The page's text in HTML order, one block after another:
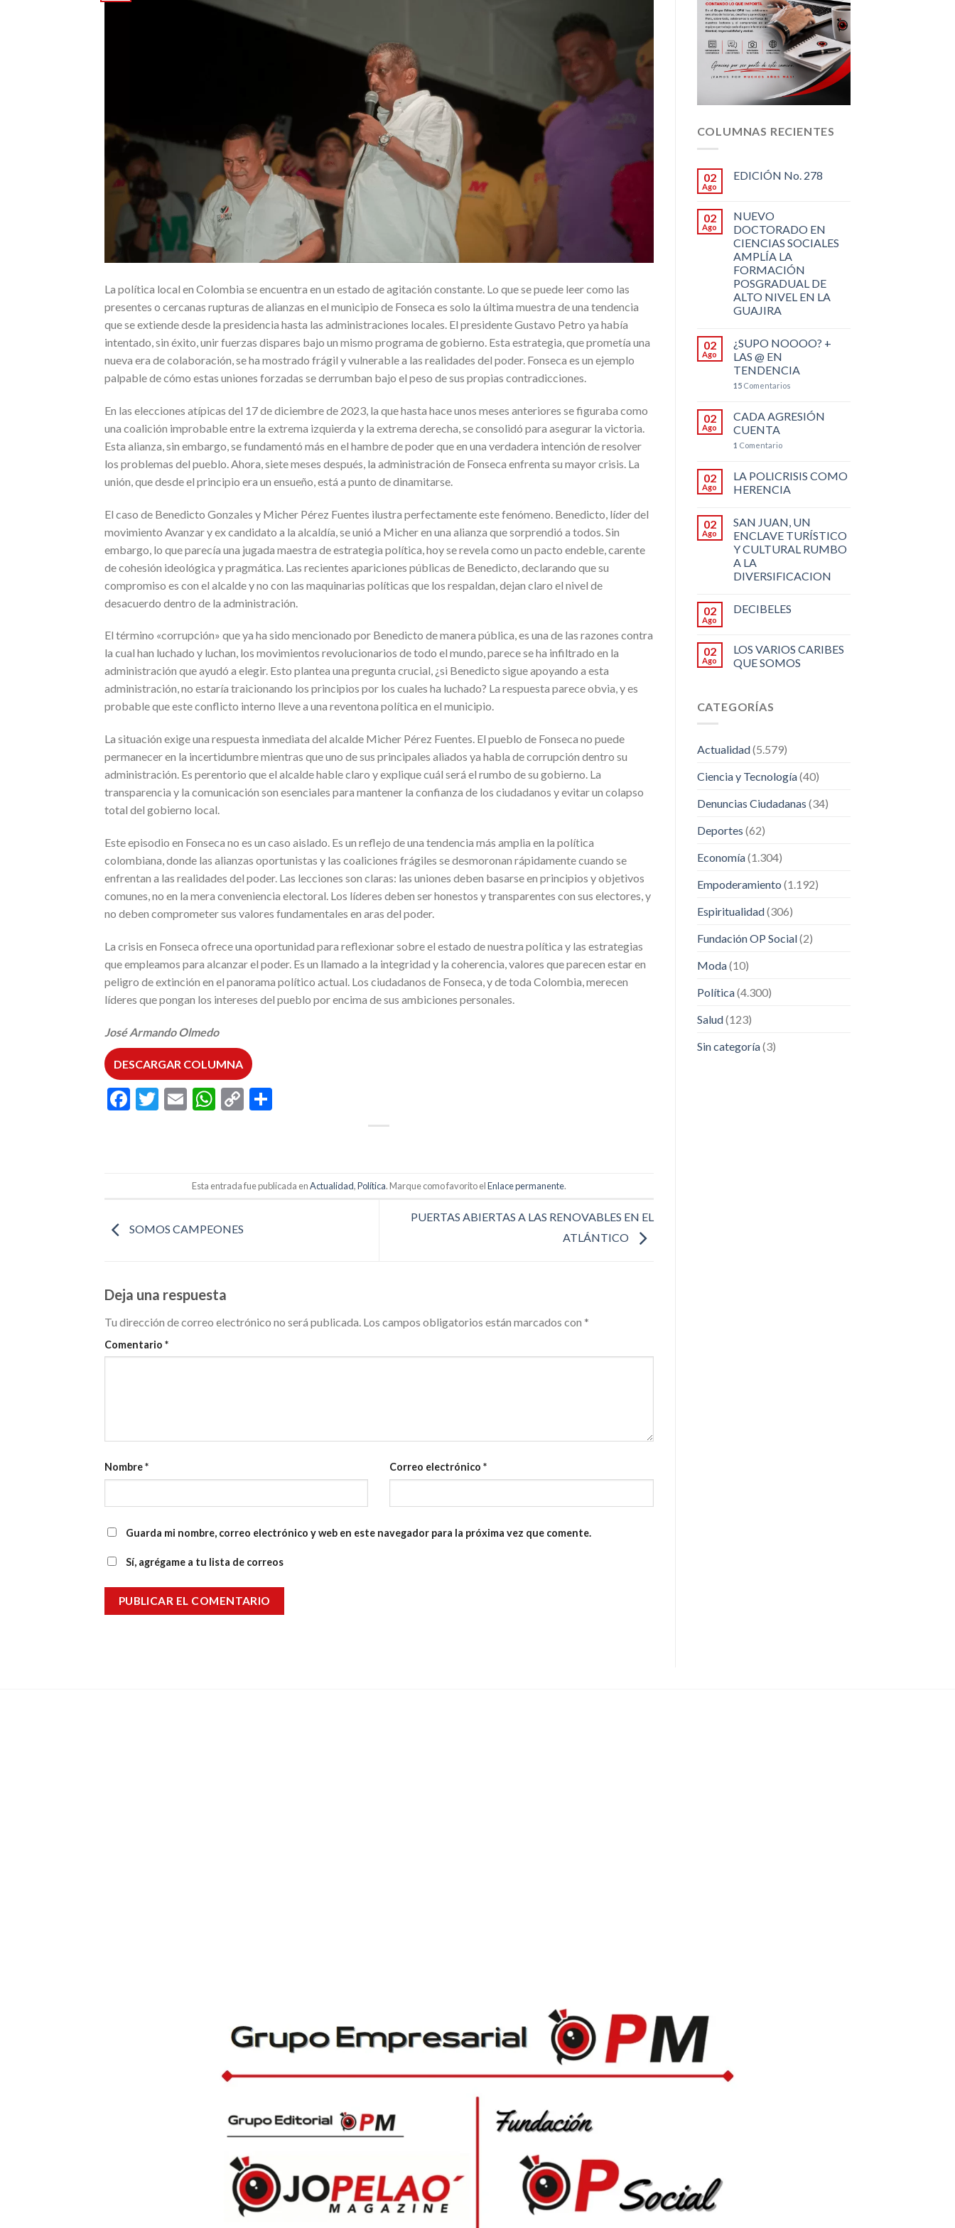
La política local en Colombia se encuentra en un estado de agitación constante. Lo que se puede leer como las
presentes o cercanas rupturas de alianzas en el municipio de Fonseca es solo la última muestra de una tendencia
que se extiende desde la presidencia hasta las administraciones locales. El presidente Gustavo Petro ya había
intentado, sin éxito, unir fuerzas dispares bajo un mismo programa de gobierno. Esta estrategia, que prometía una
nueva era de colaboración, se ha mostrado frágil y vulnerable a las realidades del poder. Fonseca es un ejemplo
palpable de cómo estas uniones forzadas se derrumban bajo el peso de sus propias contradicciones.
En las elecciones atípicas del 17 de diciembre de 2023, la que hasta hace unos meses anteriores se figuraba como
una coalición improbable entre la extrema izquierda y la extrema derecha, se consolidó para asegurar la victoria.
Esta alianza, sin embargo, se fundamentó más en el hambre de poder que en una verdadera intención de resolver
los problemas del pueblo. Ahora, siete meses después, la administración de Fonseca enfrenta su mayor crisis. La
unión, que desde el principio era un ensueño, está a punto de dinamitarse.
El caso de Benedicto Gonzales y Micher Pérez Fuentes ilustra perfectamente este fenómeno. Benedicto, líder del
movimiento Avanzar y ex candidato a la alcaldía, se unió a Micher en una alianza que sorprendió a todos. Sin
embargo, lo que parecía una jugada maestra de estrategia política, hoy se revela como un pacto endeble, carente
de cohesión ideológica y pragmática. Las recientes apariciones públicas de Benedicto, declarando que su
compromiso es con el alcalde y no con las maquinarias políticas que los respaldan, dejan claro el nivel de
desacuerdo dentro de la administración.
El término «corrupción» que ya ha sido mencionado por Benedicto de manera pública, es una de las razones contra
la cual han luchado y luchan, los movimientos revolucionarios de todo el mundo, parece se ha infiltrado en la
administración que ayudó a elegir. Esto plantea una pregunta crucial, ¿si Benedicto sigue apoyando a esta
administración, no estaría traicionando los principios por los cuales ha luchado? La respuesta parece obvia, y es
probable que este conflicto interno lleve a una reventona política en el municipio.
La situación exige una respuesta inmediata del alcalde Micher Pérez Fuentes. El pueblo de Fonseca no puede
permanecer en la incertidumbre mientras que uno de sus principales aliados ya habla de corrupción dentro su
administración. Es perentorio que el alcalde hable claro y explique cuál será el rumbo de su gobierno. La
transparencia y la comunicación son esenciales para mantener la confianza de los ciudadanos y evitar un colapso
total del gobierno local.
Este episodio en Fonseca no es un caso aislado. Es un reflejo de una tendencia más amplia en la política
colombiana, donde las alianzas oportunistas y las coaliciones frágiles se desmoronan rápidamente cuando se
enfrentan a las realidades del poder. Las lecciones son claras: las uniones deben basarse en principios y objetivos
comunes, no en la mera conveniencia electoral. Los líderes deben ser honestos y transparentes con sus electores, y
no deben comprometer sus valores fundamentales en aras del poder.
La crisis en Fonseca ofrece una oportunidad para reflexionar sobre el estado de nuestra política y las estrategias
que empleamos para alcanzar el poder. Es un llamado a la integridad y la coherencia, valores que parecen estar en
peligro de extinción en el panorama político actual. Los ciudadanos de Fonseca, y de toda Colombia, merecen
líderes que pongan los intereses del pueblo por encima de sus ambiciones personales.
JoséArmando Olmedo
DESCARGAR COLUMNA
Facebook
Twitter
EmailWhatsApp
Copy
Esta entrada fue publicada enActualidad,Política. Marque como favorito elEnlace permanente.
SOMOS CAMPEONES
PUERTAS ABIERTAS A LAS RENOVABLES EN EL
ATLÁNTICO
Deja una respuesta
Tu dirección de correo electrónico no será publicada. Los campos obligatorios están marcados con *
Comentario *
Nombre* Correo electrónico*
Guarda mi nombre, correo electrónico y web en este navegador para la próxima vez que comente.
Sí, agrégame a tu lista de correos
COLUMNAS RECIENTES
02
Ago
EDICIÓN No. 278
02
Ago
NUEVO
DOCTORADO EN
CIENCIAS SOCIALES
AMPLÍA LA
FORMACIÓN
POSGRADUAL DE
ALTO NIVEL EN LA
GUAJIRA
02
Ago
¿SUPO NOOOO? +
LAS @ EN
TENDENCIA
15Comentarios
02
Ago
CADA AGRESIÓN
CUENTA
1 Comentario
02
Ago
LA POLICRISIS COMO
HERENCIA
02
Ago
SAN JUAN, UN
ENCLAVE TURÍSTICO
Y CULTURAL RUMBO
A LA
DIVERSIFICACION
02
Ago
DECIBELES
02
Ago
LOS VARIOS CARIBES
QUE SOMOS
CATEGORÍAS
Actualidad(5.579)
Ciencia y Tecnología(40)
Denuncias Ciudadanas (34)
Deportes (62)
Economía(1.304)
Empoderamiento (1.192)
Espiritualidad(306)
Fundación OP Social(2)
Moda(10)
Política(4.300)
Salud(123)
Sin categoría(3)